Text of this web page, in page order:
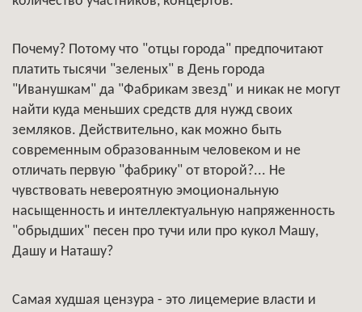
Почему? Потому что "отцы города" предпочитают
платить тысячи "зеленых" в День города
"Иванушкам" да "Фабрикам звезд" и никак не могут
найти куда меньших средств для нужд своих
земляков. Действительно, как можно быть
современным образованным человеком и не
отличать первую "фабрику" от второй?... Не
чувствовать невероятную эмоциональную
насыщенность и интеллектуальную напряженность
"обрыдших" песен про тучи или про кукол Машу,
Дашу и Наташу?
Самая худшая цензура - это лицемерие власти и